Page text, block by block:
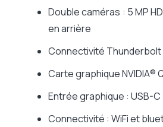
Double caméras : 5 MP
en arrière
Connectivité Thunderbolt
Carte graphiqueNVIDIA®
Entrée graphique : USB-C
Connectivité : WiFi et